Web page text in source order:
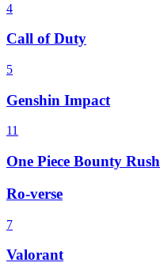
4
Call of Duty
5
Genshin Impact
11
One Piece Bounty Rush
Ro-verse
7
Valorant